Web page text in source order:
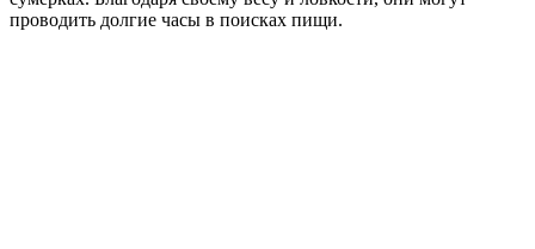
проводить долгие часы в поисках пищи.